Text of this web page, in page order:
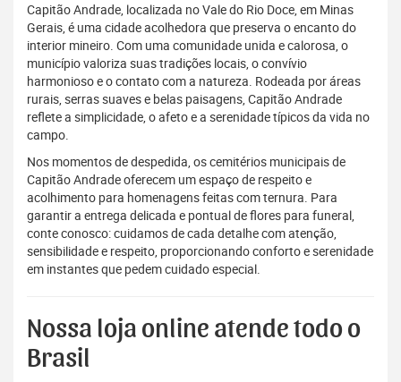
Capitão Andrade, localizada no Vale do Rio Doce, em Minas
Gerais, é uma cidade acolhedora que preserva o encanto do
interior mineiro. Com uma comunidade unida e calorosa, o
município valoriza suas tradições locais, o convívio
harmonioso e o contato com a natureza. Rodeada por áreas
rurais, serras suaves e belas paisagens, Capitão Andrade
reflete a simplicidade, o afeto e a serenidade típicos da vida no
campo.
Nos momentos de despedida, os cemitérios municipais de
Capitão Andrade oferecem um espaço de respeito e
acolhimento para homenagens feitas com ternura. Para
garantir a entrega delicada e pontual de flores para funeral,
conte conosco: cuidamos de cada detalhe com atenção,
sensibilidade e respeito, proporcionando conforto e serenidade
em instantes que pedem cuidado especial.
Nossa loja online atende todo o
Brasil